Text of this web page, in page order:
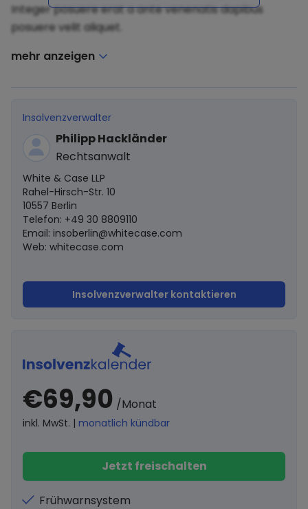
Integer posuere erat a ante venenatis dapibus
posuere velit aliquet.
mehr anzeigen
Insolvenzverwalter
Philipp Hackländer
Rechtsanwalt
White & Case LLP
Rahel-Hirsch-Str. 10
10557 Berlin
Telefon: +49 30 8809110
Email: insoberlin@whitecase.com
Web: whitecase.com
Insolvenzverwalter kontaktieren
€69,90 /Monat
inkl. MwSt. | monatlich kündbar
Jetzt freischalten
Frühwarnsystem